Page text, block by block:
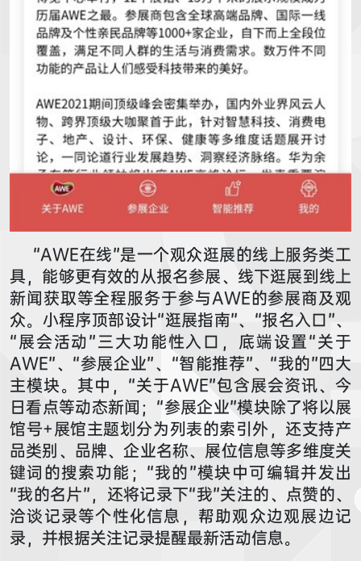
“AWE在线”是一个观众逛展的线上服务类工
具，能够更有效的从报名参展、线下逛展到线上
新闻获取等全程服务于参与AWE的参展商及观
众。小程序顶部设计“逛展指南”、“报名入口”、
“展会活动”三大功能性入口，底端设置“关于
AWE”、“参展企业”、“智能推荐”、“我的”四大
主模块。其中，“关于AWE”包含展会资讯、今
日看点等动态新闻；“参展企业”模块除了将以展
馆号+展馆主题划分为列表的索引外，还支持产
品类别、品牌、企业名称、展位信息等多维度关
键词的搜索功能；“我的”模块中可编辑并发出
“我的名片”，还将记录下“我”关注的、点赞的、
洽谈记录等个性化信息，帮助观众边观展边记
录，并根据关注记录提醒最新活动信息。